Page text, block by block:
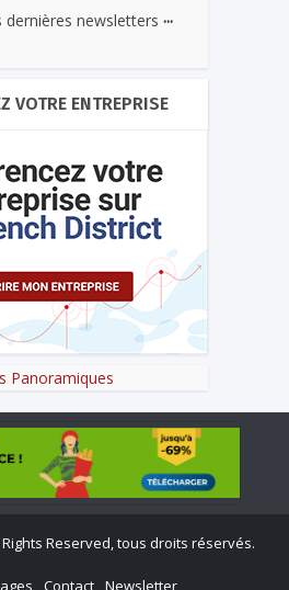
dernières newsletters ...
VOTRE ENTREPRISE
Rights Reserved, tous droits réservés.
Contact Newsletter